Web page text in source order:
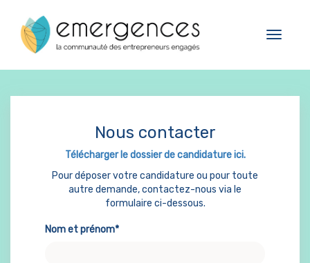
Toggle
Cap Dirigeant
Nous contacter
Télécharger le dossier de candidature ici.
Pour déposer votre candidature ou pour toute
autre demande, contactez-nous via le
formulaire ci-dessous.
Nom et prénom*